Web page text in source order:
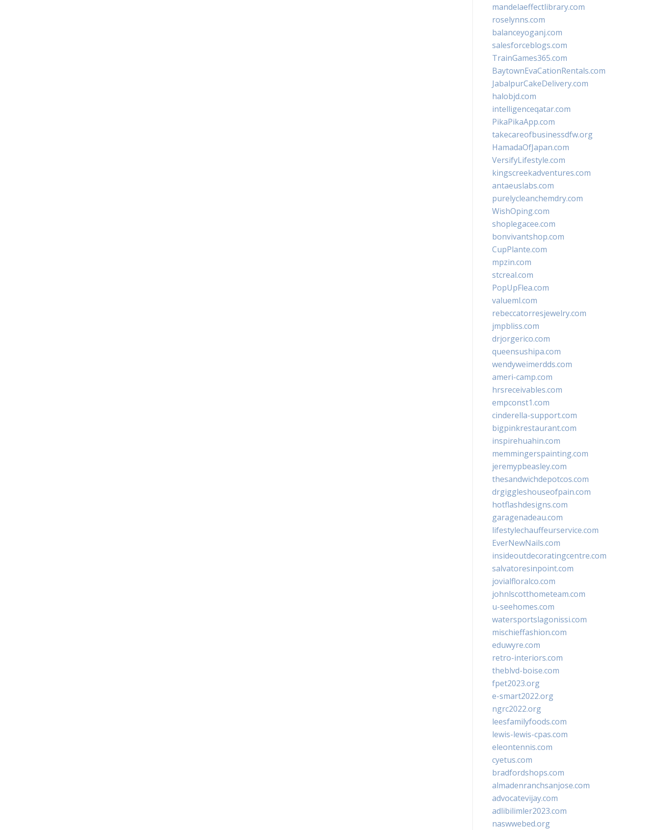
mandelaeffectlibrary.com
roselynns.com
balanceyoganj.com
salesforceblogs.com
TrainGames365.com
BaytownEvaCationRentals.com
JabalpurCakeDelivery.com
halobjd.com
intelligenceqatar.com
PikaPikaApp.com
takecareofbusinessdfw.org
HamadaOfJapan.com
VersifyLifestyle.com
kingscreekadventures.com
antaeuslabs.com
purelycleanchemdry.com
WishOping.com
shoplegacee.com
bonvivantshop.com
CupPlante.com
mpzin.com
stcreal.com
PopUpFlea.com
valueml.com
rebeccatorresjewelry.com
jmpbliss.com
drjorgerico.com
queensushipa.com
wendyweimerdds.com
ameri-camp.com
hrsreceivables.com
empconst1.com
cinderella-support.com
bigpinkrestaurant.com
inspirehuahin.com
memmingerspainting.com
jeremypbeasley.com
thesandwichdepotcos.com
drgiggleshouseofpain.com
hotflashdesigns.com
garagenadeau.com
lifestylechauffeurservice.com
EverNewNails.com
insideoutdecoratingcentre.com
salvatoresinpoint.com
jovialfloralco.com
johnlscotthometeam.com
u-seehomes.com
watersportslagonissi.com
mischieffashion.com
eduwyre.com
retro-interiors.com
theblvd-boise.com
fpet2023.org
e-smart2022.org
ngrc2022.org
leesfamilyfoods.com
lewis-lewis-cpas.com
eleontennis.com
cyetus.com
bradfordshops.com
almadenranchsanjose.com
advocatevijay.com
adlibilimler2023.com
naswwebed.org